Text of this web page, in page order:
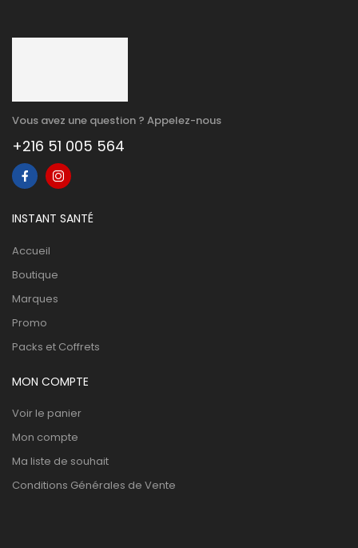
Vous avez une question ? Appelez-nous
+216 51 005 564
INSTANT SANTÉ
Accueil
Boutique
Marques
Promo
Packs et Coffrets
MON COMPTE
Voir le panier
Mon compte
Ma liste de souhait
Conditions Générales de Vente